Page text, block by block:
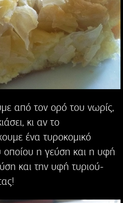
από τον ορό του νωρίς,
κι αν το
ένα τυροκομικό
οποίου η γεύση και η υφή
και την υφή τυριού-